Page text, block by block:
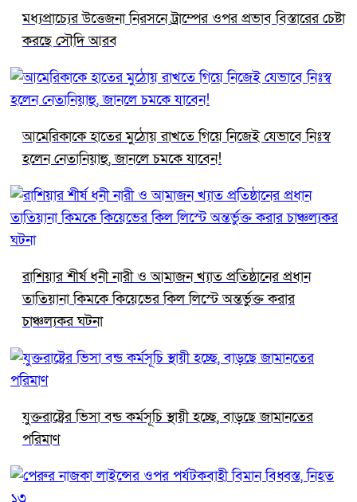
মধ্যপ্রাচ্যের উত্তেজনা নিরসনে ট্রাম্পের ওপর প্রভাব বিস্তারের চেষ্টা
করছে সৌদি আরব
আমেরিকাকে হাতের মুঠোয় রাখতে গিয়ে নিজেই যেভাবে নিঃস্ব
হলেন নেতানিয়াহু, জানলে চমকে যাবেন!
রাশিয়ার শীর্ষ ধনী নারী ও আমাজন খ্যাত প্রতিষ্ঠানের প্রধান
তাতিয়ানা কিমকে কিয়েভের কিল লিস্টে অন্তর্ভুক্ত করার
চাঞ্চল্যকর ঘটনা
যুক্তরাষ্ট্রের ভিসা বন্ড কর্মসূচি স্থায়ী হচ্ছে, বাড়ছে জামানতের
পরিমাণ